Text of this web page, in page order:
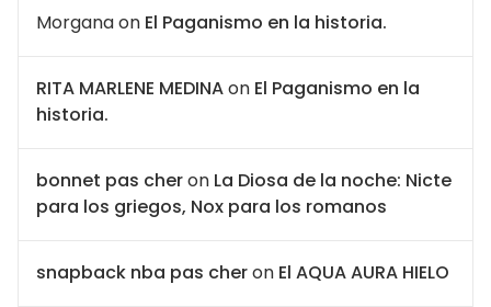
Morganaon El Paganismo en la historia.
RITA MARLENE MEDINAon El Paganismo en la
historia.
bonnet pas cheron La Diosa de la noche: Nicte
para los griegos, Nox para los romanos
snapback nba pas cheron El AQUA AURA HIELO